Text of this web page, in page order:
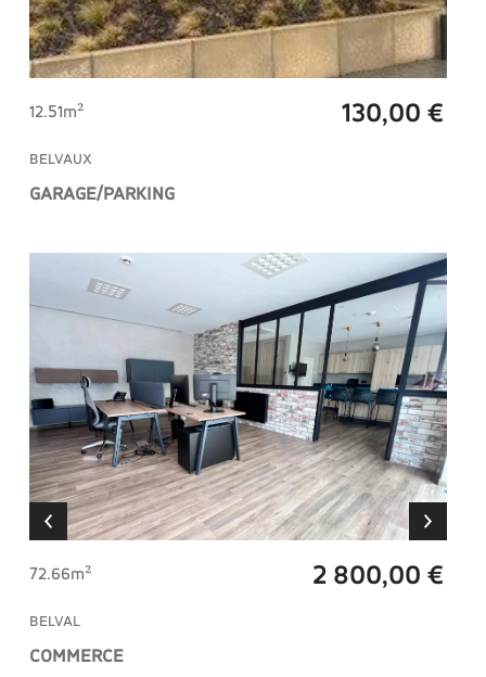
12.51m² 130,00 €
BELVAUX
GARAGE/PARKING
72.66m² 2 800,00 €
BELVAL
COMMERCE